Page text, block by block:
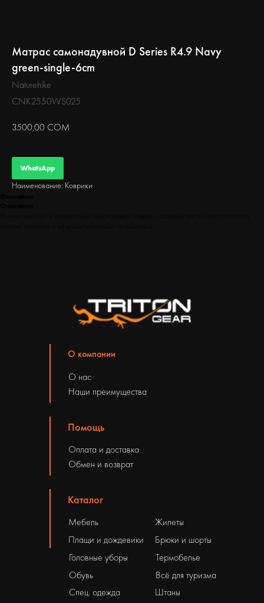
Матрас самонадувной D Series R4.9 Navy
green-single-6cm
Naturehike
CNK2550WS025
3500,00 СОМ
WhatsApp
Наименование: Коврики
О компании
О нас
Наши преимущества
Помощь
Оплата и доставка
Обмен и возврат
Жилеты
Каталог
Плащи и дождевики
Головные уборы
Обувь
Штаны
Мебель
Брюки и шорты
Термобелье
Всё для туризма
Спец. одежда